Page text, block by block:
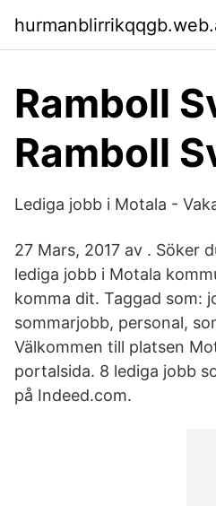
Ramboll
Ramboll
Lediga jobb i Motala -
27 Mars, 2017 av . Söker
lediga jobb i Motala
komma dit. Taggad som:
sommarjobb, personal,
Välkommen till platsen
portalsida. 8 lediga jobb
på Indeed.com.